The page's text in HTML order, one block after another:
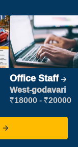
Office Staff
West-godavari
₹18000 - ₹20000